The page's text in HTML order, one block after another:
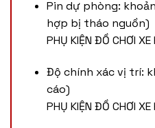
Pin dự phòng:
hợp bị tháo nguồn)
PHỤ KIỆN ĐỒ CHƠI XE
Độ chính xác vị trí:
cáo)
PHỤ KIỆN ĐỒ CHƠI XE